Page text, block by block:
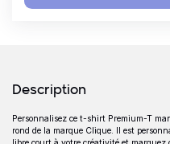
Détails
Description
Description
Personnalisez ce t-shirt Premium-T
rond de la marque Clique. Il est